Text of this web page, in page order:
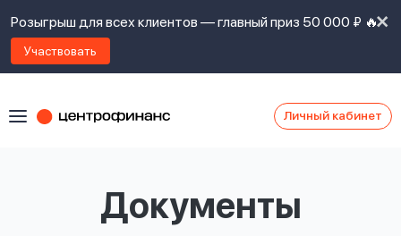
Розыгрыш для всех клиентов — главный приз 50 000 ₽ 🔥
Участвовать
Личный кабинет
Документы
ознакомлен